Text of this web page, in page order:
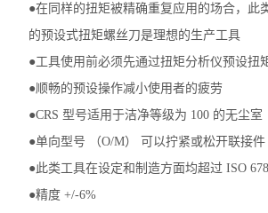
●在同样的扭矩被精确重复应用的场合，此
的预设式扭矩螺丝刀是理想的生产工具
●工具使用前必须先通过扭矩分析仪预设扭
●顺畅的预设操作减小使用者的疲劳
●CRS 型号适用于洁净等级为 100 的无尘室
●单向型号 （O/M） 可以拧紧或松开联接件
●此类工具在设定和制造方面均超过 ISO
●精度 +/-6%